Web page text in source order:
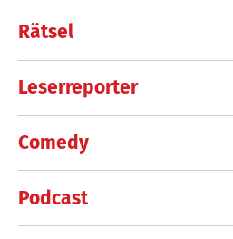
Rätsel
Leserreporter
Comedy
Podcast